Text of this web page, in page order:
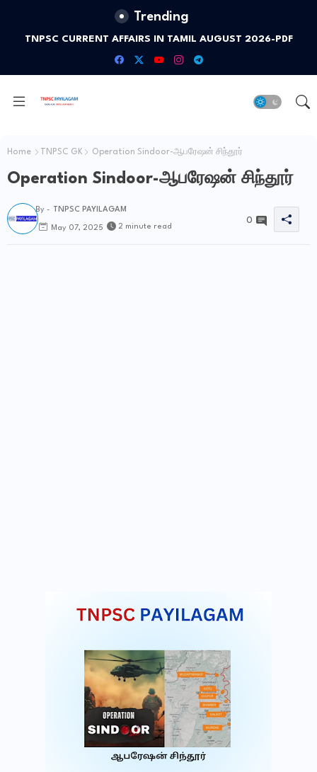
Trending
TNPSC CURRENT AFFAIRS IN TAMIL AUGUST 2026-PDF
Home TNPSC GK Operation Sindoor-ஆபரேஷன் சிந்தூர்
Operation Sindoor-ஆபரேஷன் சிந்தூர்
By - TNPSC PAYILAGAM
May 07, 2025 2 minute read
0